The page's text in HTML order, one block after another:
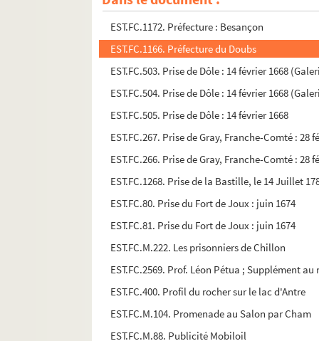
EST.FC.1171. Préfecture : Besançon
EST.FC.1172. Préfecture : Besançon
EST.FC.1166. Préfecture du Doubs
EST.FC.503. Prise de Dôle : 14 février 1668
EST.FC.504. Prise de Dôle : 14 février 1668
EST.FC.505. Prise de Dôle : 14 février 1668
EST.FC.267. Prise de Gray, Franche-Comté :
EST.FC.266. Prise de Gray, Franche-Comté :
EST.FC.1268. Prise de la Bastille, le 14 Juillet
EST.FC.80. Prise du Fort de Joux : juin 1674
EST.FC.81. Prise du Fort de Joux : juin 1674
EST.FC.M.222. Les prisonniers de Chillon
EST.FC.2569. Prof. Léon Pétua ; Supplément au
EST.FC.400. Profil du rocher sur le lac d'Antre
EST.FC.M.104. Promenade au Salon par Cham
EST.FC.M.88. Publicité Mobiloil